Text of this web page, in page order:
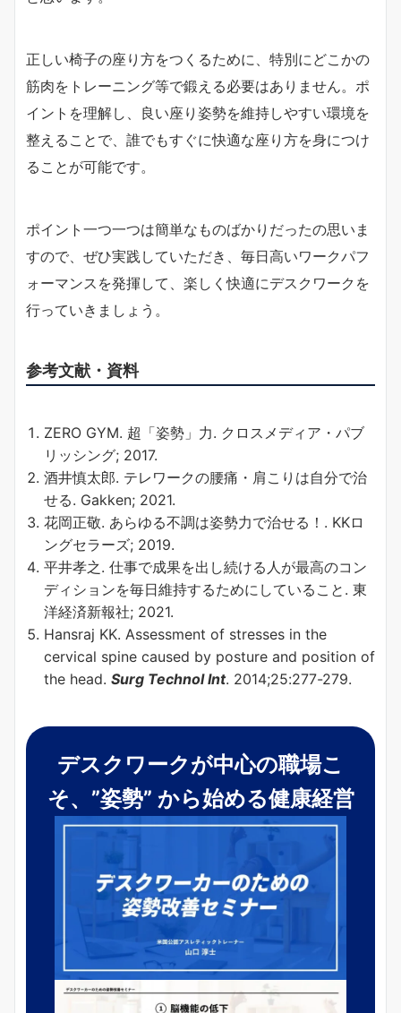
正しい椅子の座り方をつくるために、特別にどこかの
筋肉をトレーニング等で鍛える必要はありません。ポ
イントを理解し、良い座り姿勢を維持しやすい環境を
整えることで、誰でもすぐに快適な座り方を身につけ
ることが可能です。
ポイント一つ一つは簡単なものばかりだったの思いま
すので、ぜひ実践していただき、毎日高いワークパフ
ォーマンスを発揮して、楽しく快適にデスクワークを
行っていきましょう。
参考文献・資料
ZERO GYM. 超「姿勢」力. クロスメディア・パブ
リッシング; 2017.
酒井慎太郎. テレワークの腰痛・肩こりは自分で治
せる. Gakken; 2021.
花岡正敬. あらゆる不調は姿勢力で治せる！. KKロ
ングセラーズ; 2019.
平井孝之. 仕事で成果を出し続ける人が最高のコン
ディションを毎日維持するためにしていること. 東
洋経済新報社; 2021.
Hansraj KK. Assessment of stresses in the
cervical spine caused by posture and position of
the head. Surg Technol Int. 2014;25:277-279.
デスクワークが中心の職場こ
そ、”姿勢” から始める健康経営